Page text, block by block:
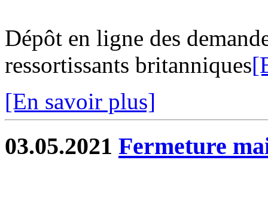
Dépôt en ligne des
ressortissants britanniques
[En savoir plus]
03.05.2021 Fermeture